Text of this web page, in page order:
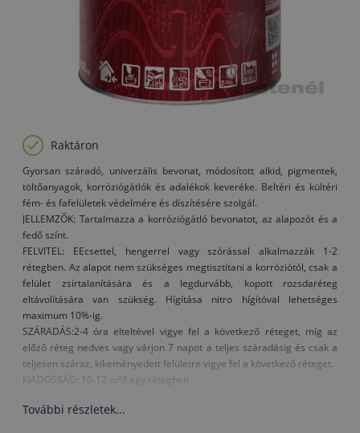
Raktáron
Gyorsan száradó, univerzális bevonat, módosított alkid, pigmentek,
töltőanyagok, korróziógátlók és adalékok keveréke. Beltéri és kültéri
fém- és fafelületek védelmére és díszítésére szolgál.
JELLEMZŐK: Tartalmazza a korróziógátló bevonatot, az alapozót és a
fedő színt.
FELVITEL: EEcsettel, hengerrel vagy szórással alkalmazzák 1-2
rétegben. Az alapot nem szükséges megtisztítani a korróziótól, csak a
felület zsírtalanítására és a legdurvább, kopott rozsdaréteg
eltávolítására van szükség. Hígítása nitro hígítóval lehetséges
maximum 10%-ig.
SZÁRADÁS:2-4 óra elteltével vigye fel a következő réteget, míg az
előző réteg nedves vagy várjon 7 napot a teljes száradásig és csak a
teljesen száraz, kikeményedett felületre vigye fel a következő réteget.
KIADÓSSÁG: 10-12 m²/l egy rétegben
További részletek...